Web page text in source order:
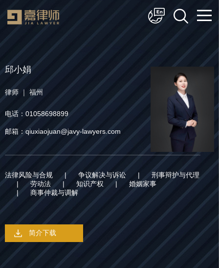
简体中文
English
邱小娟
律师 ｜ 福州
电话：01058698899
邮箱：qiuxiaojuan@javy-lawyers.com
法律风险与合规 | 争议解决与诉讼 |
刑事辩护与代理
|
劳动法 | 知识产权 |
婚姻家事
|
商事仲裁与调解
简介下载